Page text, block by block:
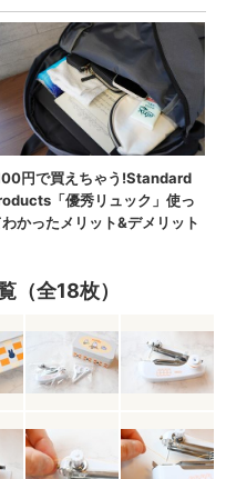
（全18枚）